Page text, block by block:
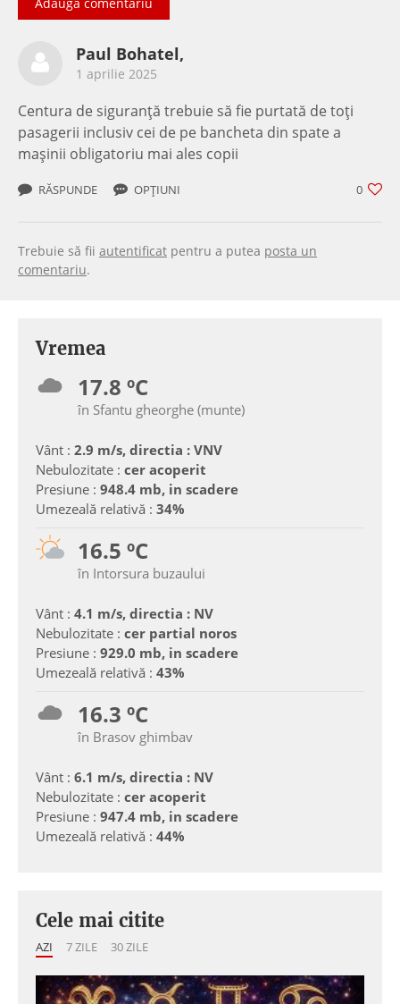
Paul Bohatel,
1 aprilie 2025
Centura de siguranță trebuie să fie purtată de toți
pasagerii inclusiv cei de pe bancheta din spate a
mașinii obligatoriu mai ales copii
0
RĂSPUNDE OPȚIUNI
Trebuie să fii autentificat pentru a putea posta un
comentariu.
Vremea
17.8 ºC
în Sfantu gheorghe (munte)
Vânt : 2.9 m/s, directia : VNV
Nebulozitate : cer acoperit
Presiune : 948.4 mb, in scadere
Umezeală relativă : 34%
16.5 ºC
în Intorsura buzaului
Vânt : 4.1 m/s, directia : NV
Nebulozitate : cer partial noros
Presiune : 929.0 mb, in scadere
Umezeală relativă : 43%
16.3 ºC
în Brasov ghimbav
Vânt : 6.1 m/s, directia : NV
Nebulozitate : cer acoperit
Presiune : 947.4 mb, in scadere
Umezeală relativă : 44%
Cele mai citite
AZI 7 ZILE 30 ZILE